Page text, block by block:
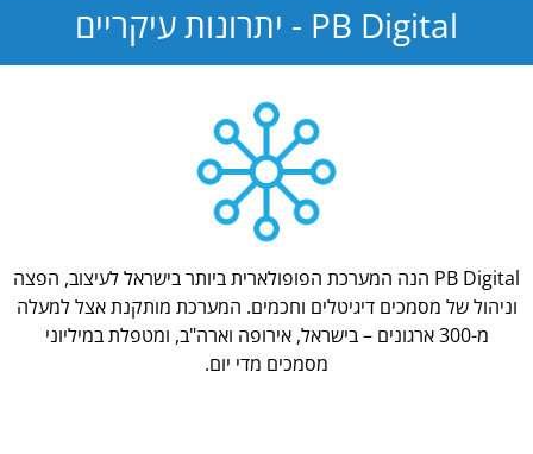
PB Digital - יתרונות עיקריים
PB Digital הנה המערכת הפופולארית ביותר בישראל לעיצוב, הפצה
וניהול של מסמכים דיגיטלים וחכמים. המערכת מותקנת אצל למעלה
מ-300 ארגונים – בישראל, אירופה וארה"ב, ומטפלת במיליוני
מסמכים מדי יום.